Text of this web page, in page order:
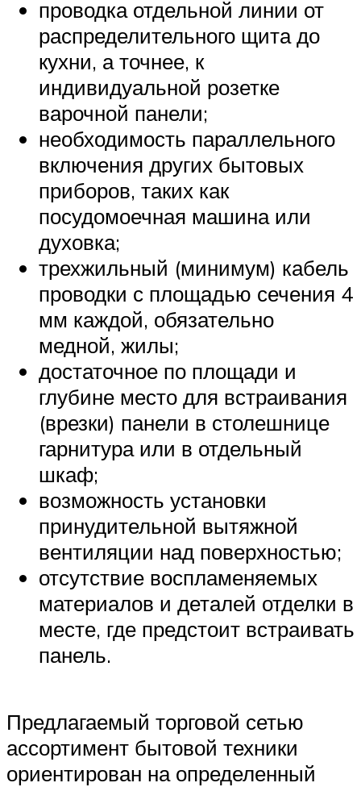
проводка отдельной линии от
распределительного щита до
кухни, а точнее, к
индивидуальной розетке
варочной панели;
необходимость параллельного
включения других бытовых
приборов, таких как
посудомоечная машина или
духовка;
трехжильный (минимум) кабель
проводки с площадью сечения 4
мм каждой, обязательно
медной, жилы;
достаточное по площади и
глубине место для встраивания
(врезки) панели в столешнице
гарнитура или в отдельный
шкаф;
возможность установки
принудительной вытяжной
вентиляции над поверхностью;
отсутствие воспламеняемых
материалов и деталей отделки в
месте, где предстоит встраивать
панель.
Предлагаемый торговой сетью
ассортимент бытовой техники
ориентирован на определенный